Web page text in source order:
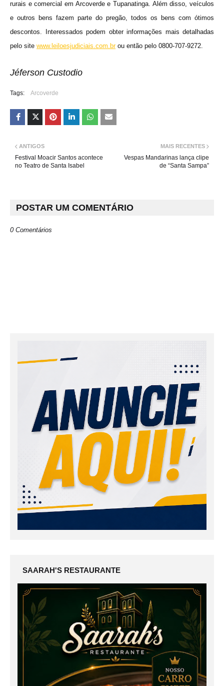
rurais e comercial em Arcoverde e Tupanatinga. Além disso, veículos
e outros bens fazem parte do pregão, todos os bens com ótimos
descontos. Interessados podem obter informações mais detalhadas
pelo site www.leiloesjudiciais.com.brou então pelo 0800-707-9272.
Jéferson Custodio
Tags: Arcoverde
MAIS RECENTES
Vespas Mandarinas lança clipe
de “Santa Sampa”
ANTIGOS
Festival Moacir Santos acontece
no Teatro de Santa Isabel
POSTAR UM COMENTÁRIO
0 Comentários
SAARAH'S RESTAURANTE